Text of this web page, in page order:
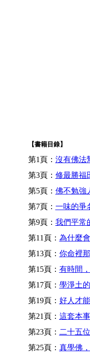
【書籍目錄】
第1頁： 沒有佛法
第3頁： 修最勝福
第5頁： 佛不勉強
第7頁： 一味的爭
第9頁： 我們平常
第11頁： 為什麼
第13頁： 你命裡
第15頁： 有時間
第17頁： 學淨土
第19頁： 好人才
第21頁： 這套本
第23頁： 二十五
第25頁： 真學佛